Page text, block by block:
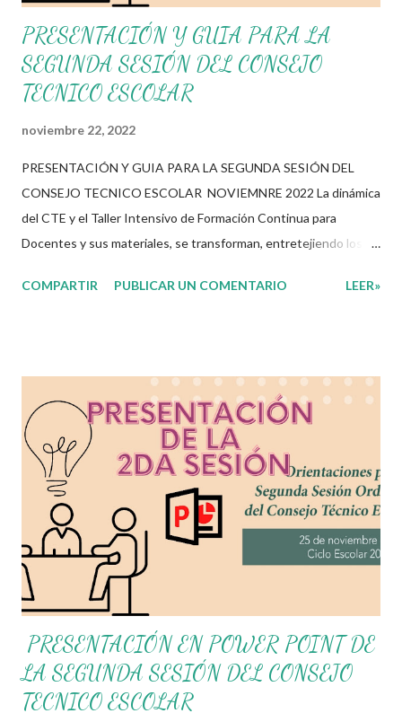
PRESENTACIÓN Y GUIA PARA LA
SEGUNDA SESIÓN DEL CONSEJO
TECNICO ESCOLAR
noviembre 22, 2022
PRESENTACIÓN Y GUIA PARA LA SEGUNDA SESIÓN DEL
CONSEJO TECNICO ESCOLAR NOVIEMNRE 2022 La dinámica
del CTE y el Taller Intensivo de Formación Continua para
Docentes y sus materiales, se transforman, entretejiendo los
momentos, y transitando de una guía de trabajo a un documento
que el colectivo docente tome decisiones sobre su
organización, la gestión del tiempo acorde a las necesidades de
la escuela y las acciones que decidan emprender para apropiarse
y resignificar el Plan de Estudio dentro y fuera de este espacio.
En esta Primera Sesión Ordinaria se les invita a que reflexionen
y acuerden posibles acciones a realizar colaborativamente en la
escuela y con la comunidad, a fin de atender las problemáticas
identificadas....
COMPARTIR PUBLICAR UN COMENTARIO LEER»
PRESENTACIÓN EN POWER POINT DE
LA SEGUNDA SESIÓN DEL CONSEJO
TECNICO ESCOLAR